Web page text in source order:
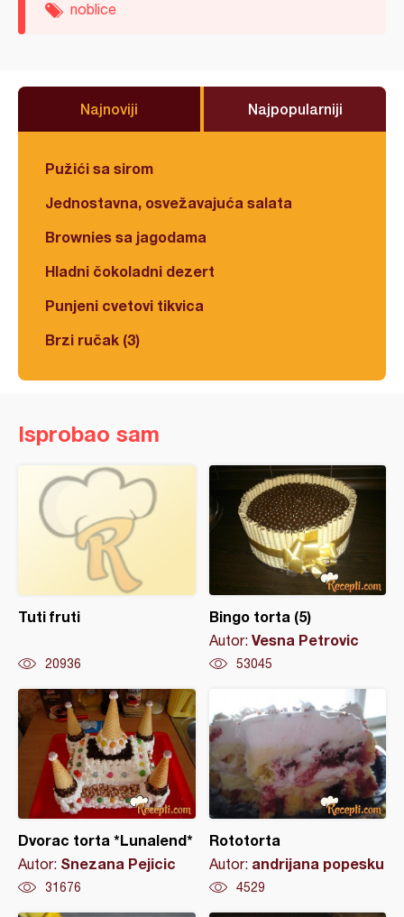
noblice
Najnoviji Najpopularniji
Pužići sa sirom
Jednostavna, osvežavajuća salata
Brownies sa jagodama
Hladni čokoladni dezert
Punjeni cvetovi tikvica
Brzi ručak (3)
Isprobao sam
Tuti fruti
20936
Bingo torta (5)
Autor: Vesna Petrovic
53045
Dvorac torta *Lunalend*
Autor: Snezana Pejicic
31676
Rototorta
Autor: andrijana popesku
4529